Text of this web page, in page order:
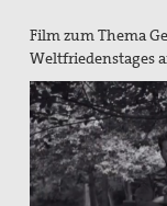
Publikationen
pax info
Newsletter
Der Heilige
Film zum Thema
Weltfriedenstages